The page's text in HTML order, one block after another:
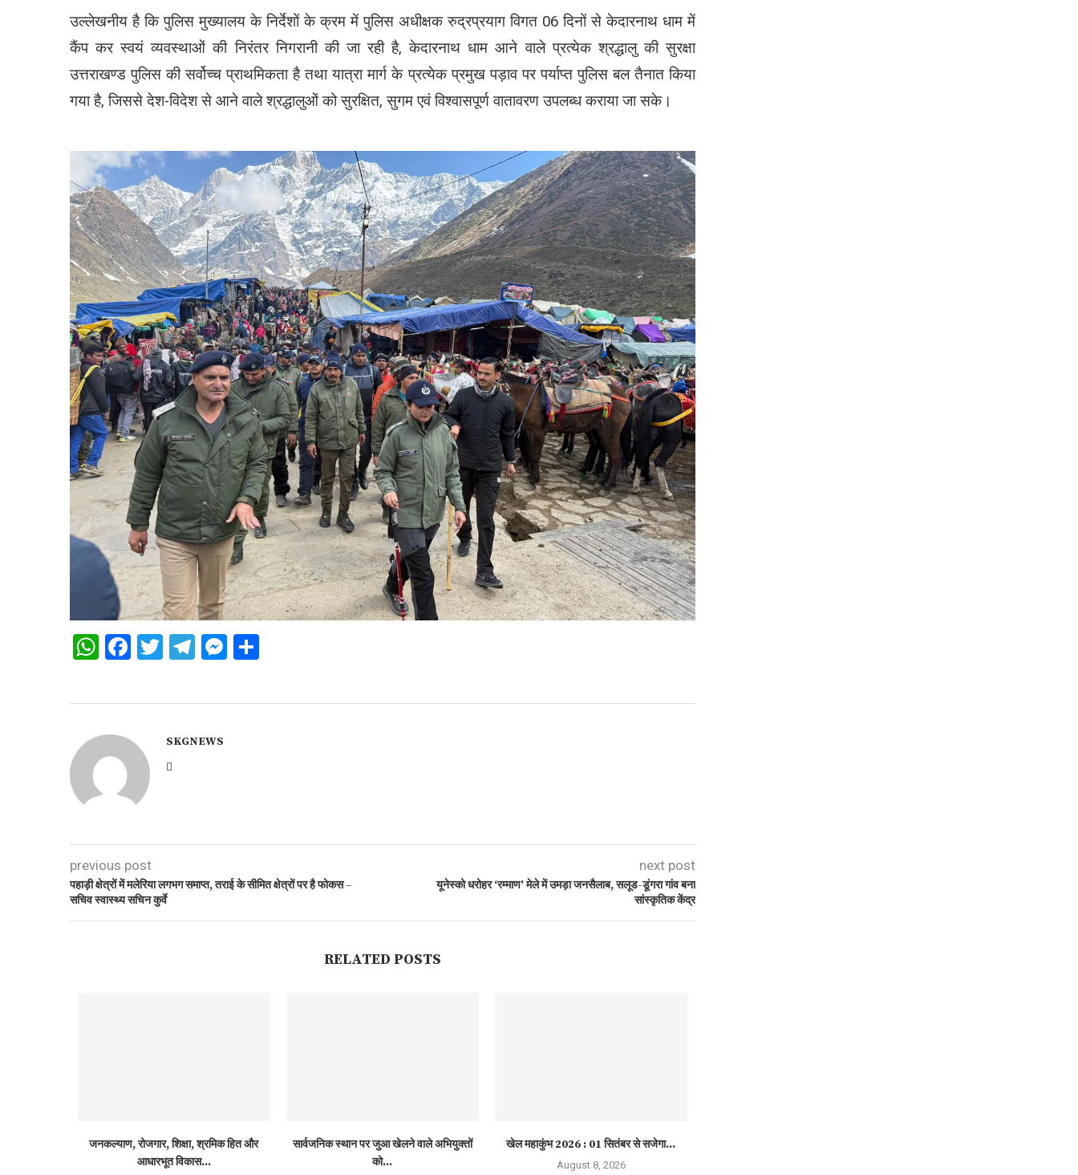
उल्लेखनीय है कि पुलिस मुख्यालय के निर्देशों के क्रम में पुलिस अधीक्षक रुद्रप्रयाग विगत 06 दिनों से केदारनाथ धाम में
कैंप कर स्वयं व्यवस्थाओं की निरंतर निगरानी की जा रही है, केदारनाथ धाम आने वाले प्रत्येक श्रद्धालु की सुरक्षा
उत्तराखण्ड पुलिस की सर्वोच्च प्राथमिकता है तथा यात्रा मार्ग के प्रत्येक प्रमुख पड़ाव पर पर्याप्त पुलिस बल तैनात किया
गया है, जिससे देश-विदेश से आने वाले श्रद्धालुओं को सुरक्षित, सुगम एवं विश्वासपूर्ण वातावरण उपलब्ध कराया जा सके।
WhatsApp
Facebook
Twitter
Telegram
Messenger
SKGNEWS
previous post
पहाड़ी क्षेत्रों में मलेरिया लगभग समाप्त, तराई के सीमित क्षेत्रों पर है फोकस –
सचिव स्वास्थ्य सचिन कुर्वे
next post
यूनेस्को धरोहर ‘रम्माण’ मेले में उमड़ा जनसैलाब, सलूड-डूंगरा गांव बना
सांस्कृतिक केंद्र
RELATED POSTS
जनकल्याण, रोजगार, शिक्षा, श्रमिक हित और
आधारभूत विकास...
सार्वजनिक स्थान पर जुआ खेलने वाले अभियुक्तों
को...
खेल महाकुंभ 2026 : 01 सितंबर से सजेगा...
August 8, 2026